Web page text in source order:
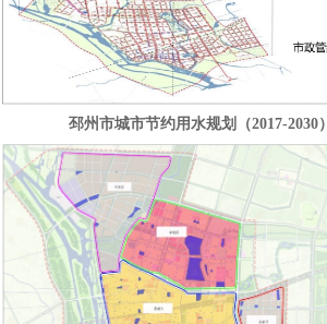
邳州市城市节约用水规划（2017-2030）